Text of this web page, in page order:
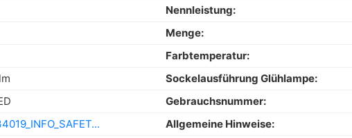
Nennleistung:
Menge:
Farbtemperatur:
Sockelausführung Glühlampe:
Gebrauchsnummer:
Allgemeine Hinweise: